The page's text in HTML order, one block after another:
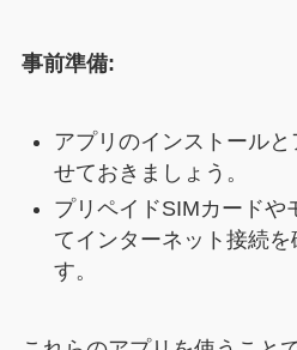
事前準備:
アプリのインストール
せておきましょう。
プリペイドSIMカードや
てインターネット接続
す。